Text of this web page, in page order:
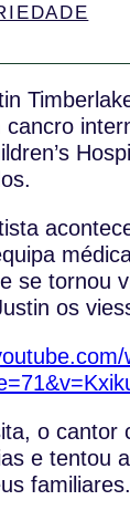
cancro
se tornou
os
o cantor
e tentou
familiares.